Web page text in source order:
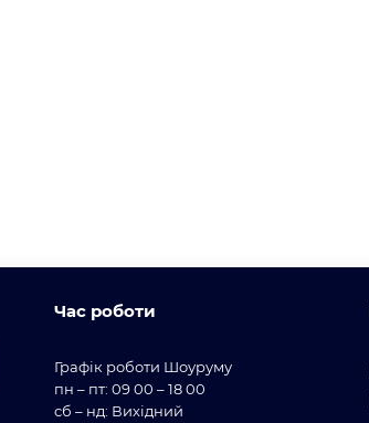
Час роботи
Графік роботи Шоуруму
пн – пт: 09 00 – 18 00
сб – нд: Вихідний